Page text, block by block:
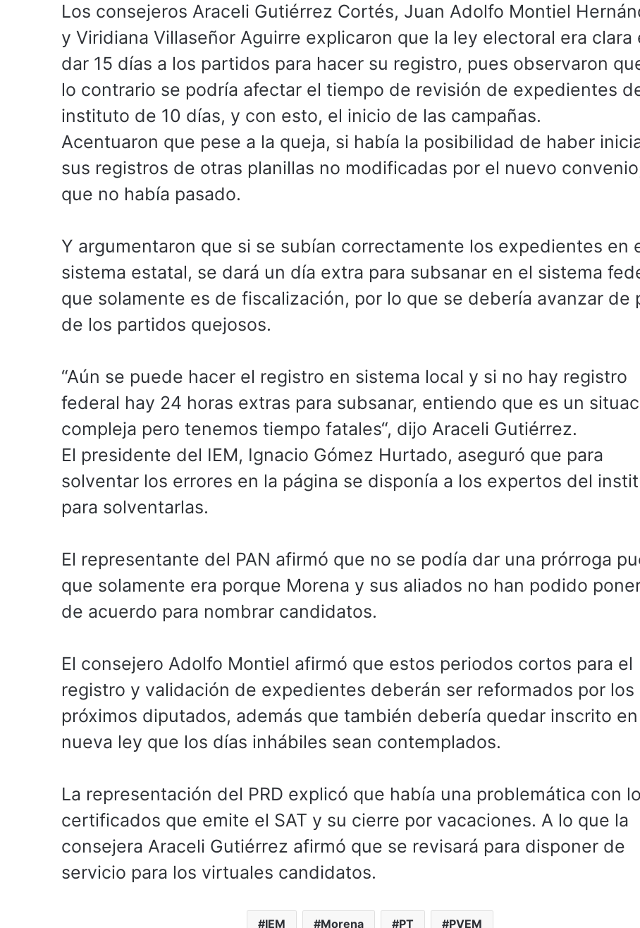
Los consejeros Araceli Gutiérrez Cortés, Juan Adolfo Montiel
y Viridiana Villaseñor Aguirre explicaron que la ley electoral era clara
dar 15 días a los partidos para hacer su registro, pues observaron
lo contrario se podría afectar el tiempo de revisión de expedientes
instituto de 10 días, y con esto, el inicio de las campañas.
Acentuaron que pese a la queja, si había la posibilidad de haber
sus registros de otras planillas no modificadas por el nuevo
que no había pasado.
Y argumentaron que si se subían correctamente los expedientes en
sistema estatal, se dará un día extra para subsanar en el sistema
que solamente es de fiscalización, por lo que se debería avanzar de
de los partidos quejosos.
“Aún se puede hacer el registro en sistema local y si no hay registro
federal hay 24 horas extras para subsanar, entiendo que es un
compleja pero tenemos tiempo fatales“, dijo Araceli Gutiérrez.
El presidente del IEM, Ignacio Gómez Hurtado, aseguró que para
solventar los errores en la página se disponía a los expertos del
para solventarlas.
El representante del PAN afirmó que no se podía dar una prórroga
que solamente era porque Morena y sus aliados no han podido
de acuerdo para nombrar candidatos.
El consejero Adolfo Montiel afirmó que estos periodos cortos para el
registro y validación de expedientes deberán ser reformados por los
próximos diputados, además que también debería quedar inscrito
nueva ley que los días inhábiles sean contemplados.
La representación del PRD explicó que había una problemática con
certificados que emite el SAT y su cierre por vacaciones. A lo que la
consejera Araceli Gutiérrez afirmó que se revisará para disponer de
servicio para los virtuales candidatos.
IEM Morena PT PVEM